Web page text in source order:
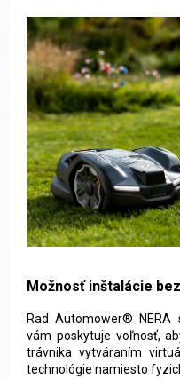
Možnosť inštalácie
Rad Automower® NERA
vám poskytuje voľnosť,
trávnika vytváraním
technológie namiesto